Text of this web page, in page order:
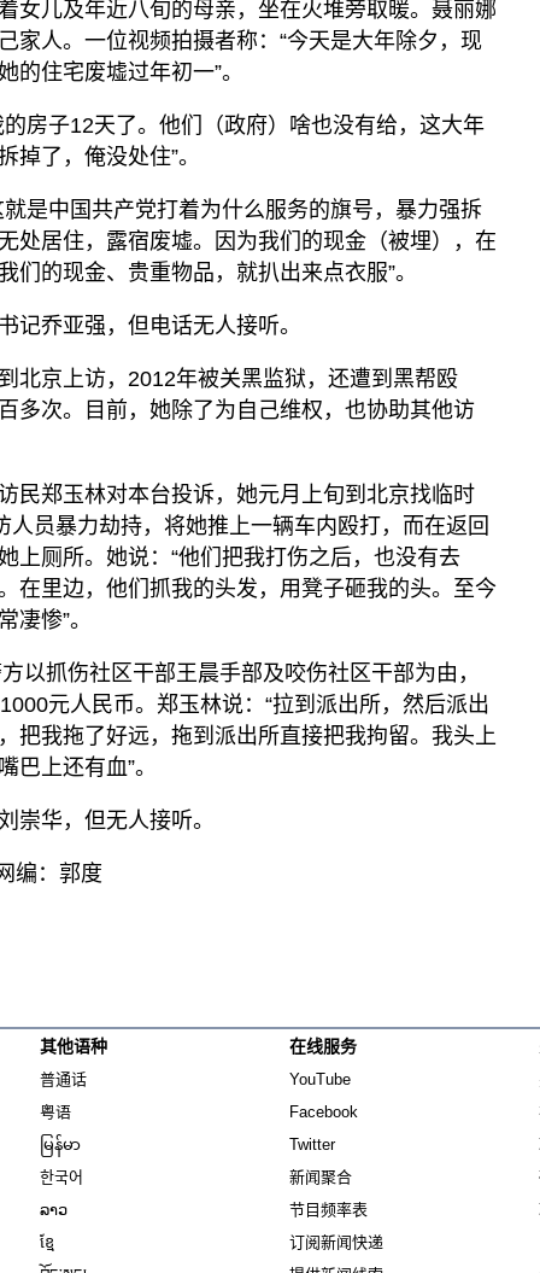
女儿及年近八旬的母亲，坐在火堆旁取暖。聂丽娜
家人。一位视频拍摄者称：“今天是大年除夕，现
的住宅废墟过年初一”。
房子12天了。他们（政府）啥也没有给，这大年
掉了，俺没处住”。
是中国共产党打着为什么服务的旗号，暴力强拆
处居住，露宿废墟。因为我们的现金（被埋），在
们的现金、贵重物品，就扒出来点衣服”。
记乔亚强，但电话无人接听。
北京上访，2012年被关黑监狱，还遭到黑帮殴
多次。目前，她除了为自己维权，也协助其他访
民郑玉林对本台投诉，她元月上旬到北京找临时
员暴力劫持，将她推上一辆车内殴打，而在返回
上厕所。她说：“他们把我打伤之后，也没有去
在里边，他们抓我的头发，用凳子砸我的头。至今
凄惨”。
以抓伤社区干部王晨手部及咬伤社区干部为由，
元人民币。郑玉林说：“拉到派出所，然后派出
把我拖了好远，拖到派出所直接把我拘留。我头上
巴上还有血”。
崇华，但无人接听。
编：郭度
其他语种
普通话
粤语
မြန်မာ
한국어
ລາວ
ខ្មែ
在线服务
YouTube
Facebook
Twitter
新闻聚合
节目频率表
订阅新闻快递